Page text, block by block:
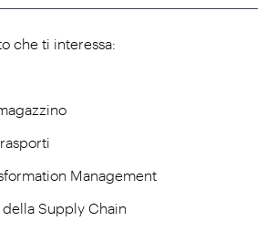
che ti interessa:
Management
Supply Chain